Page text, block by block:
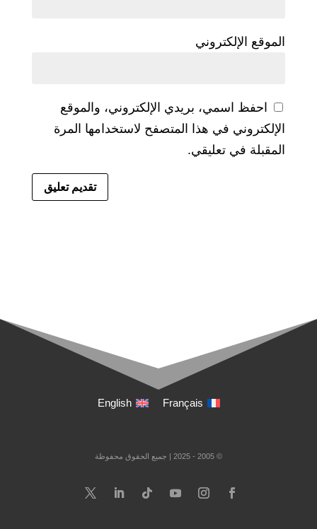
الموقع الإلكتروني
احفظ اسمي، بريدي الإلكتروني، والموقع
الإلكتروني في هذا المتصفح لاستخدامها المرة
المقبلة في تعليقي.
Français
English
© 2005 - 2025 | جميع الحقوق محفوظة